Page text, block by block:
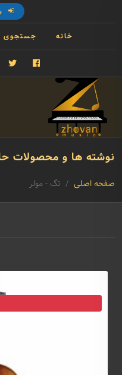
خانه جستجوی
فیسبوک
نوشته ها و محصولات
صفحه اصلی تگ - مولر